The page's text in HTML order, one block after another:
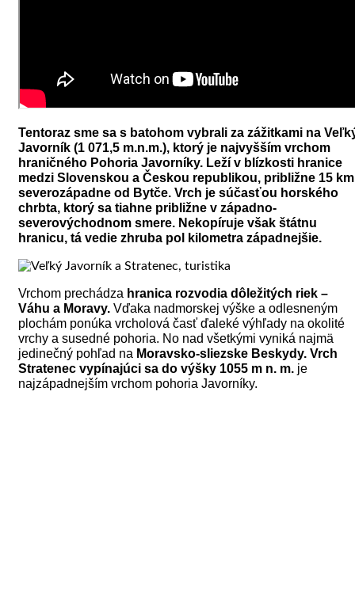
Tentoraz sme sa s batohom vybrali za zážitkami na
Javorník (1 071,5 m.n.m.), ktorý je najvyšším vrchom
hraničného Pohoria Javorníky. Leží v blízkosti hranice
medzi Slovenskou a Českou republikou, približne 15 km
severozápadne od Bytče. Vrch je súčasťou horského
chrbta, ktorý sa tiahne približne v západno-
severovýchodnom smere. Nekopíruje však štátnu
hranicu, tá vedie zhruba pol kilometra západnejšie.
Vrchom prechádza hranica rozvodia dôležitých riek –
Váhu a Moravy. Vďaka nadmorskej výške a odlesneným
plochám ponúka vrcholová časť ďaleké výhľady na okolité
vrchy a susedné pohoria. No nad všetkými vyniká najmä
jedinečný pohľad na Moravsko-sliezske Beskydy. Vrch
Stratenec vypínajúci sa do výšky 1055 m n. m. je
najzápadnejším vrchom pohoria Javorníky.